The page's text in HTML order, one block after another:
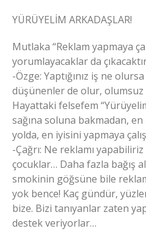
YÜRÜYELİM ARKADAŞLAR!
Mutlaka “Reklam yapmaya
yorumlayacaklar da
-Özge: Yaptığınız iş ne
düşünenler de olur,
Hayattaki felsefem
sağına soluna bakmadan,
yolda, en iyisini yapmaya
-Çağrı: Ne reklamı
çocuklar… Daha fazla bağış
smokinin göğsüne bile
yok bence! Kaç gündür,
bize. Bizi tanıyanlar zaten
destek veriyorlar…